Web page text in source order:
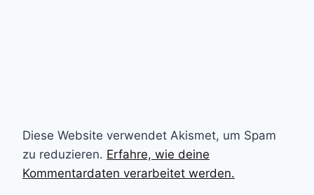
Diese Website verwendet Akismet, um Spam
zu reduzieren. Erfahre, wie deine
Kommentardaten verarbeitet werden.